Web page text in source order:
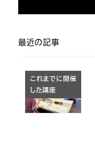
最近の記事
これまでに開催
した講座